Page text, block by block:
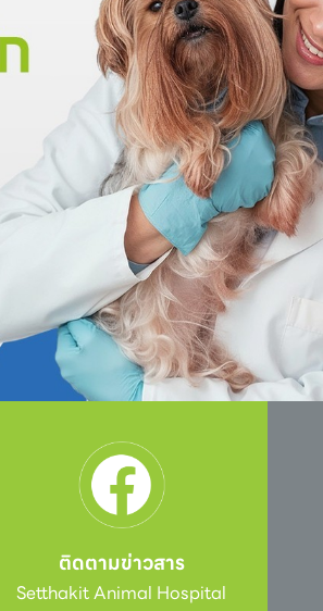
ติดตามข่าวสาร
Setthakit Animal Hospital